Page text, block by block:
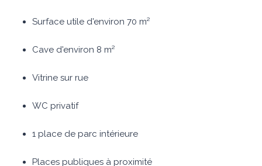
Surface utile d'environ 70 m²
Cave d'environ 8 m²
Vitrine sur rue
WC privatif
1 place de parc intérieure
Places publiques à proximité